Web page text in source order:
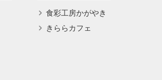
食彩工房かがやき
きららカフェ